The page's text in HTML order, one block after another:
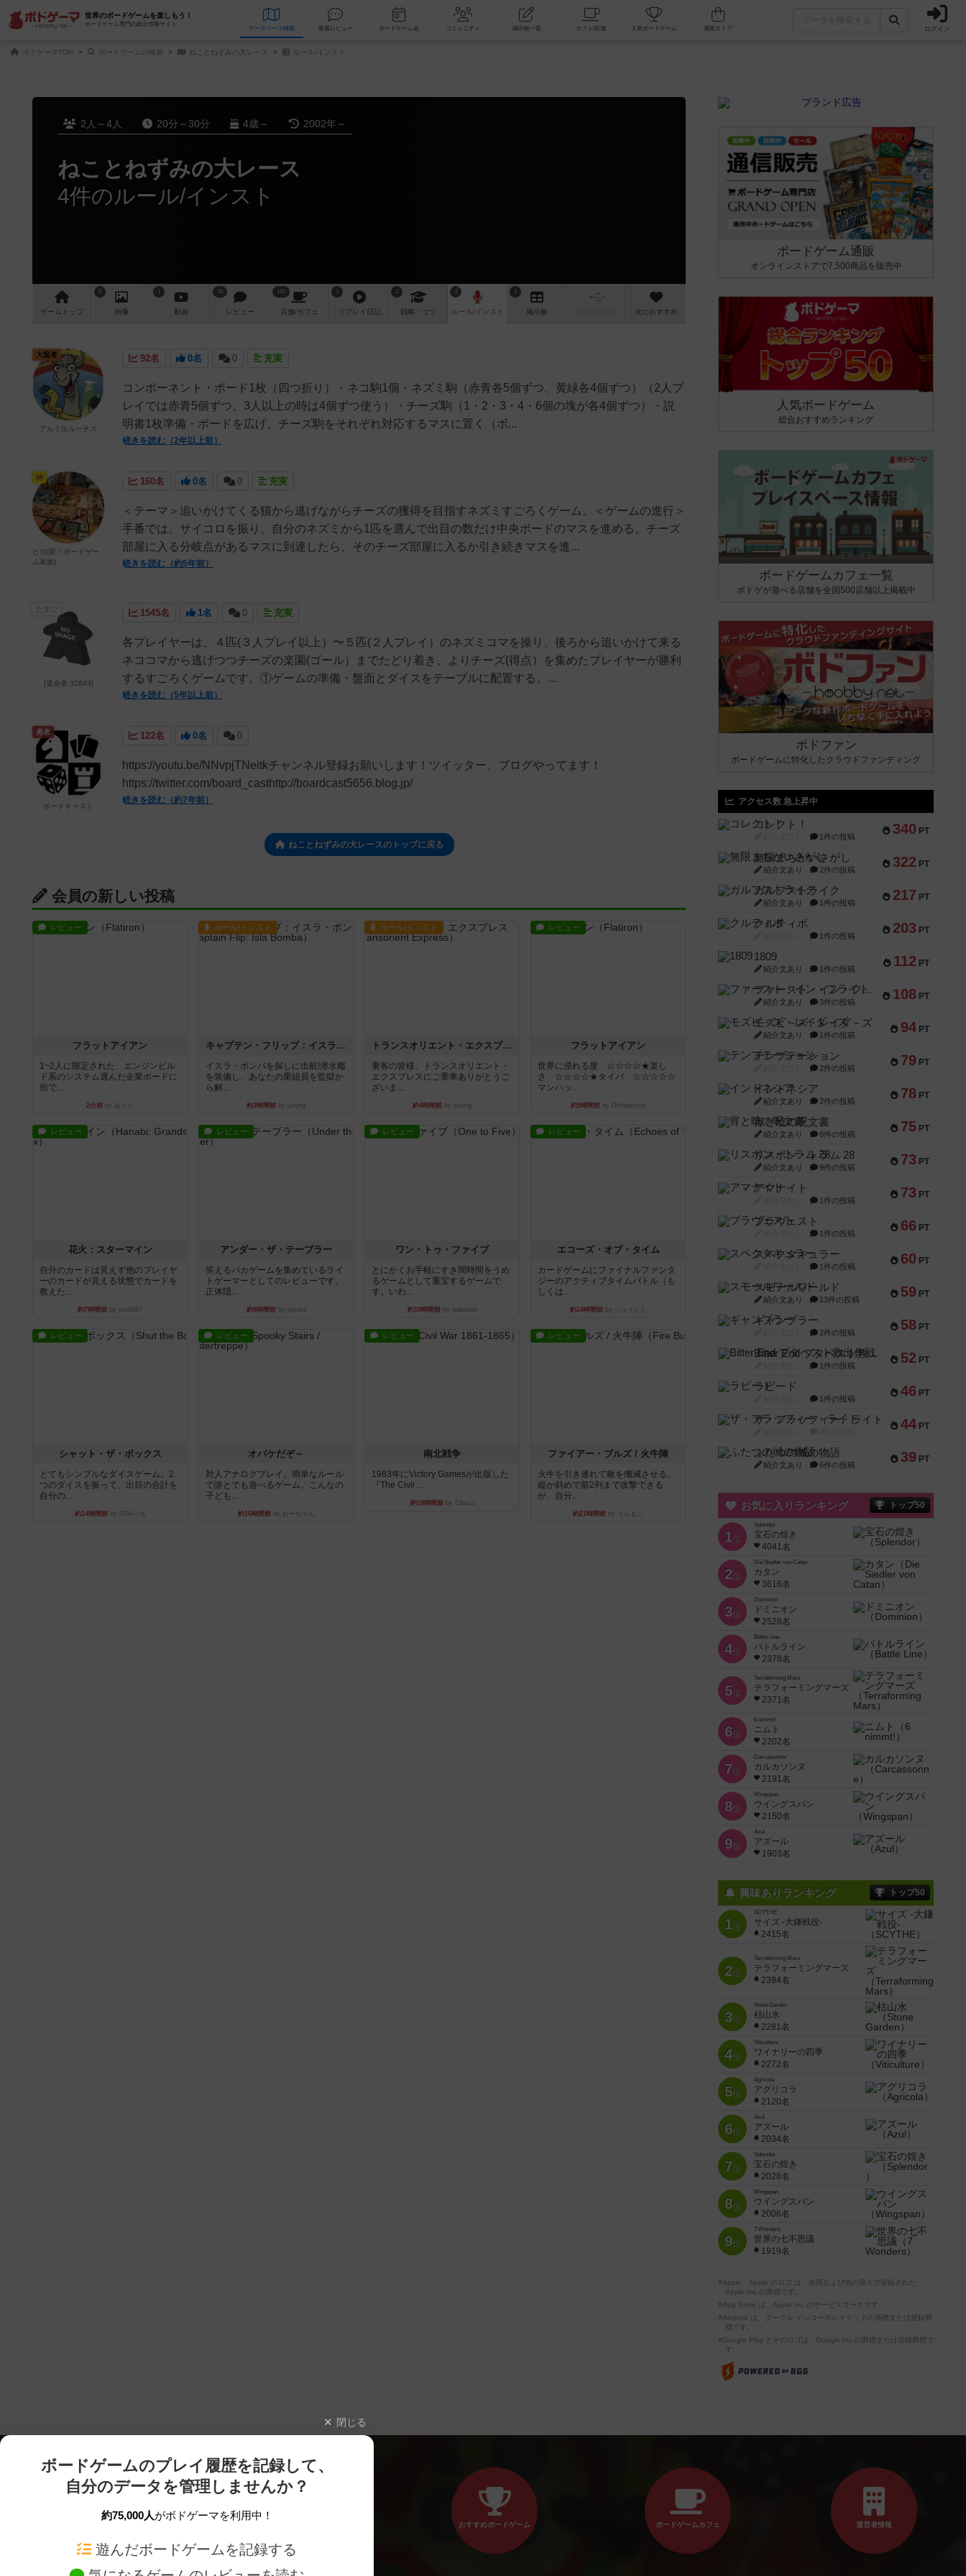
世界のボードゲームを楽しもう！
ボードゲーム専門の総合情報サイト
データベース 検索 新着レビュー ボードゲーム会 コミュニティ 掲示板一覧 カフェ/店舗 人気ボードゲーム ログイン
ボドゲーマTOP ボードゲームの検索 ねことねずみの大レース ルール/インスト
2人～4人 20分～30分 4歳～ 2002年～
ねことねずみの大レース
4件のルール/インスト
ゲーム トップ
8
画像
1
動画
39
レビュー
160
店舗/カフェ
1
リプレイ 日記
2
戦略 ・コツ
4
ルール/インスト
1
掲示板 次のおすすめ
92名 0名 0 充実
コンポーネント・ボード1枚（四つ折り）・ネコ駒1個・ネズミ駒（赤青各5個ずつ、黄緑各4個ずつ）（2人プ
レイでは赤青5個ずつ、3人以上の時は4個ずつ使う）・チーズ駒（1・2・3・4・6個の塊が各4個ずつ）・説
明書1枚準備・ボードを広げ、チーズ駒をそれぞれ対応するマスに置く（ボ...
続きを読む（2年以上前）
大賢者
アルミ缶ルーチス
160名 0名 0 充実
＜テーマ＞追いかけてくる猫から逃げながらチーズの獲得を目指すネズミすごろくゲーム。＜ゲームの進行＞
手番では、サイコロを振り、自分のネズミから1匹を選んで出目の数だけ中央ボードのマスを進める。チーズ
部屋に入る分岐点があるマスに到達したら、そのチーズ部屋に入るか引き続きマスを進...
続きを読む（約5年前）
神
ヒロ(新！ボードゲー
ム家族)
1545名 1名 0 充実
各プレイヤーは、４匹(３人プレイ以上）〜５匹(２人プレイ）のネズミコマを操り、後ろから追いかけて来る
ネココマから逃げつつチーズの楽園(ゴール）までたどり着き、よりチーズ(得点）を集めたプレイヤーが勝利
するすごろくゲームです。①ゲームの準備・盤面とダイスをテーブルに配置する。...
続きを読む（5年以上前）
[退会者:32843]
122名 0名 0
https://youtu.be/NNvpjTNeitkチャンネル登録お願いします！ツイッター、ブログやってます！
https://twitter.com/board_casthttp://boardcast5656.blog.jp/
続きを読む（約7年前）
勇者
ボードキャスト
ねことねずみの大レースのトップに戻る
会員の新しい投稿
レビュー
フラットアイアン
1~2人に限定された、エンジンビル
ド系のシステム選んだ企業ボードに
街で...
2分前 by あくり
ルール/インスト
キャプテン・フリップ：イスラ・ボンバ
イスラ・ボンバを探しに出航!潜水艦
を装備し、あなたの乗組員を監獄か
ら解...
約3時間前 by jurong
ルール/インスト
トランスオリエント・エクスプレス
乗客の皆様、トランスオリエント・
エクスプレスにご乗車ありがとうご
ざいま...
約4時間前 by jurong
レビュー
フラットアイアン
世界に浸れる度 ☆☆☆☆★楽し
さ ☆☆☆☆★タイパ ☆☆☆☆☆
マンハッ...
約5時間前by DKnewyork
レビュー
花火：スターマイン
自分のカードは見えず他のプレイヤ
ーのカードが見える状態でカードを
教えた...
約7時間前 by mob567
レビュー
アンダー・ザ・テーブラー
笑えるバカゲームを集めているライ
トゲーマーとしてのレビューです。
正体隠...
約9時間前by toyota
レビュー
ワン・トゥ・ファイブ
とにかくお手軽にすき間時間をうめ
るゲームとして重宝するゲームで
す。いわ...
約10時間前by nabekoh
レビュー
エコーズ・オブ・タイム
カードゲームにファイナルファンタ
ジーのアクティブタイムバトル（も
しくは...
約14時間前by ジェイとと
レビュー
シャット・ザ・ボックス
とてもシンプルなダイスゲーム。2
つのダイスを振って、出目の合計を
自分の...
約14時間前by OSAっち
レビュー
オバケだぞ～
対人アナログプレイ。簡単なルール
で誰とでも遊べるゲーム。こんなの
子ども...
約16時間前by おーちゃん
レビュー
南北戦争
1983年にVictory Gamesが出版した
『The Civil ...
約19時間前by Chaco
レビュー
ファイアー・ブルズ / 火牛陣
火牛を引き連れて敵を殲滅させる。
縦か斜めで前2列まで攻撃できる
が、自分...
約21時間前 by うらまこ
ボードゲーム通販
オンラインストアで7,500商品を販売中
人気ボードゲーム
総合おすすめランキング
ボードゲームカフェ一覧
ボドゲが遊べる店舗を全国500店舗以上掲載中
ボドファン
ボードゲームに特化したクラウドファンディング
アクセス数 急上昇中
340 PT
コレクト！
1件の投稿
322 PT
無限まちがいさがし
紹介文あり 2件の投稿
217 PT
ガルフストライク
紹介文あり 1件の投稿
203 PT
クルティボ
1件の投稿
112 PT
1809
紹介文あり 1件の投稿
108 PT
ファースト・イン・フライト
紹介文あり 3件の投稿
94 PT
モズビ－ズ・レイダ－ズ
紹介文あり 1件の投稿
79 PT
テンプテーション
2件の投稿
78 PT
インドネシア
紹介文あり 2件の投稿
75 PT
宵と暁の呪文書
紹介文あり 8件の投稿
73 PT
リスボン・トラム 28
紹介文あり 9件の投稿
73 PT
アマナイト
1件の投稿
66 PT
ブラヴェスト
1件の投稿
60 PT
スペクタキュラー
1件の投稿
59 PT
スモールワールド
紹介文あり 13件の投稿
58 PT
ギャンブラー
2件の投稿
52 PT
Bitter End ブタペスト救出作戦
1件の投稿
46 PT
ラピード
1件の投稿
44 PT
ザ・フラッフィー・ライト
39 PT
ふたつの城の物語
紹介文あり 6件の投稿
お気に入りランキング トップ50
1位
Splendor
宝石の煌き
4041名
2位
Die Siedler von Catan
カタン
3616名
3位
Dominion
ドミニオン
2528名
4位
Battle Line
バトルライン
2378名
5位
Terraforming Mars
テラフォーミングマーズ
2371名
6位
6 nimmt!
ニムト
2202名
7位
Carcassonne
カルカソンヌ
2191名
8位
Wingspan
ウイングスパン
2150名
9位
Azul
アズール
1903名
興味ありランキング トップ50
1位
SCYTHE
サイズ -大鎌戦役-
2415名
2位
Terraforming Mars
テラフォーミングマーズ
2394名
3位
Stone Garden
枯山水
2281名
4位
Viticulture
ワイナリーの四季
2272名
5位
Agricola
アグリコラ
2120名
6位
Azul
アズール
2034名
7位
Splendor
宝石の煌き
2028名
8位
Wingspan
ウイングスパン
2006名
9位
7 Wonders
世界の七不思議
1919名
※Apple、Apple のロゴ は、米国および他の国々で登録された
Apple Inc.の商標です。
※App Store は、Apple Inc.のサービスマークです。
※Android は、グーグル インコーポレイテッドの商標または登録商
標です。
※Google Play とそのロゴは、Google Inc.の商標または登録商標で
す。
閉じる
ボードゲームのプレイ履歴を記録して、
自分のデータを管理しませんか？
約75,000人がボドゲーマを利用中！
遊んだボードゲームを記録する
おすすめボードゲーム ボードゲームカフェ 運営者情報